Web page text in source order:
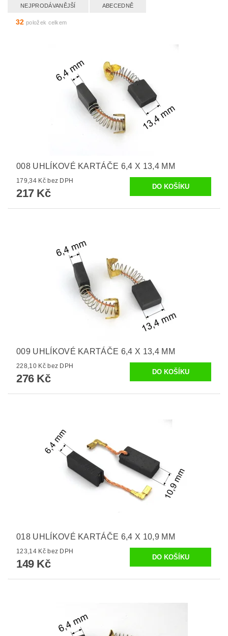
NEJPRODÁVANĚJŠÍ ABECEDNĚ
32 položek celkem
008 UHLÍKOVÉ KARTÁČE 6,4 X 13,4 MM
179,34 Kč bez DPH
217 Kč
009 UHLÍKOVÉ KARTÁČE 6,4 X 13,4 MM
228,10 Kč bez DPH
276 Kč
018 UHLÍKOVÉ KARTÁČE 6,4 X 10,9 MM
123,14 Kč bez DPH
149 Kč